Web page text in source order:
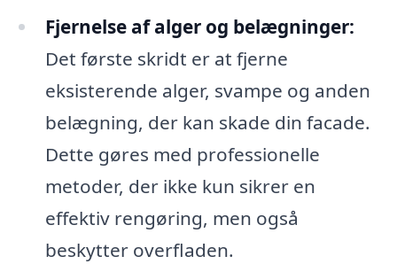
Fjernelse af alger og belægninger:
Det første skridt er at fjerne
eksisterende alger, svampe og anden
belægning, der kan skade din facade.
Dette gøres med professionelle
metoder, der ikke kun sikrer en
effektiv rengøring, men også
beskytter overfladen.